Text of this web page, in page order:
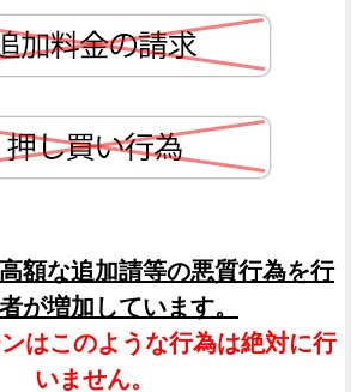
額な追加請等の悪質行為を行
が増加しています。
はこのような行為は絶対に行
いません。